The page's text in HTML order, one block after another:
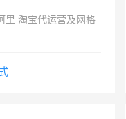
里 淘宝代运营及网格